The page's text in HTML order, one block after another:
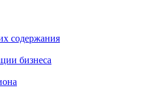
содержания
бизнеса